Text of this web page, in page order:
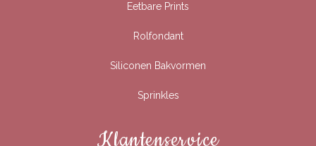
Eetbare Prints
Rolfondant
Siliconen Bakvormen
Sprinkles
Klantenservice